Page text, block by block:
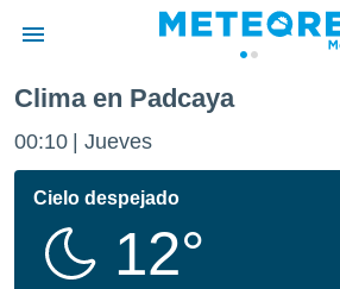
de
ha sido
Clima en Padcaya
00:10 Jueves
Cielo despejado
12°